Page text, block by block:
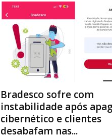
Bradesco sofre com
instabilidade após
cibernético e clientes
desabafam nas...